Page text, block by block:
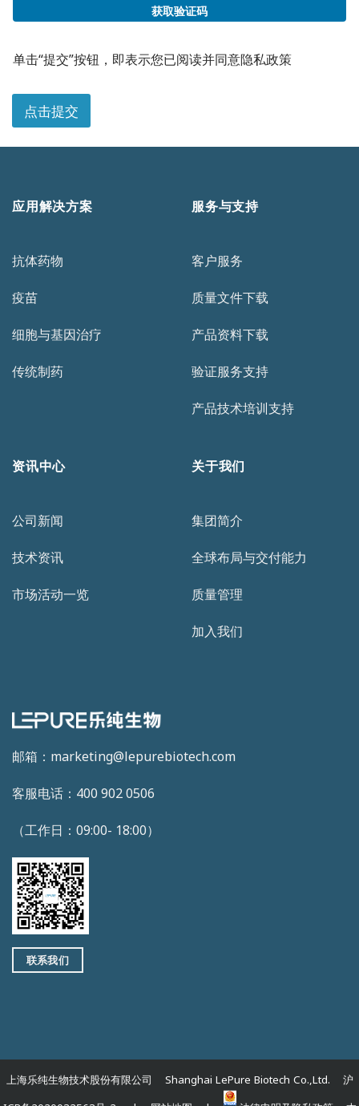
获取验证码
电
话
需
求
单击“提交”按钮，即表示您已阅读并同意隐私政策
点击提交
邮箱：marketing@lepurebiotech.com
客服电话：400 902 0506
（工作日：09:00- 18:00）
联系我们
应用解决方案
抗体药物
疫苗
细胞与基因治疗
传统制药
服务与支持
客户服务
质量文件下载
产品资料下载
验证服务支持
产品技术培训支持
资讯中心
公司新闻
技术资讯
市场活动一览
关于我们
集团简介
全球布局与交付能力
质量管理
加入我们
上海乐纯生物技术股份有限公司 Shanghai LePure Biotech Co.,Ltd. 沪